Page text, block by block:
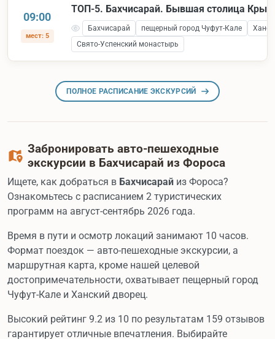
09:00
мест: 5
ТОП-5. Бахчисарай. Бывшая столица
Бахчисарай пещерный город Чуфут-Кале
Свято-Успенский монастырь
ПОЛНОЕ РАСПИСАНИЕ ЭКСКУРСИЙ
Забронировать авто-пешеходные
экскурсии в Бахчисарай из Фороса
Ищете, как добраться в Бахчисарай из Фороса?
Ознакомьтесь с расписанием 2 туристических
программ на август-сентябрь 2026 года.
Время в пути и осмотр локаций занимают 10 часов.
Формат поездок — авто-пешеходные экскурсии, а
маршрутная карта, кроме нашей целевой
достопримечательности, охватывает пещерный город
Чуфут-Кале и Ханский дворец.
Высокий рейтинг 9.2 из 10 по результатам 159 отзывов
гарантирует отличные впечатления. Выбирайте